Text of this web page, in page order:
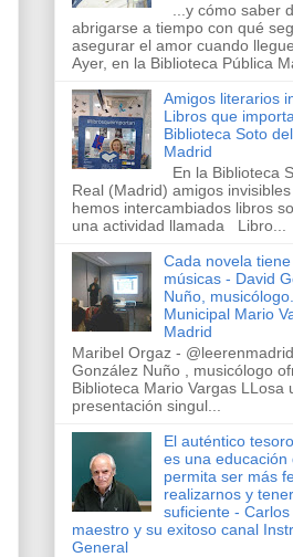
...y cómo saber
abrigarse a tiempo con qué
asegurar el amor cuando
Ayer, en la Biblioteca Pública
Amigos literarios
Libros que
Biblioteca Soto
Madrid
En la Biblioteca
Real (Madrid) amigos
hemos intercambiados libros
una actividad llamada Libro...
Cada novela
músicas - David
Nuño,
Municipal Mario
Madrid
Maribel Orgaz -
González Nuño , musicólogo
Biblioteca Mario Vargas LLosa
presentación singul...
El auténtico
es una educación
permita ser más
realizarnos y
suficiente - Carlos
maestro y su exitoso canal
General